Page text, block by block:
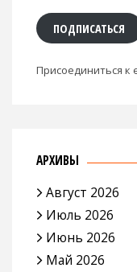
ПОДПИСАТЬСЯ
Присоединиться к
АРХИВЫ
Август 2026
Июль 2026
Июнь 2026
Май 2026